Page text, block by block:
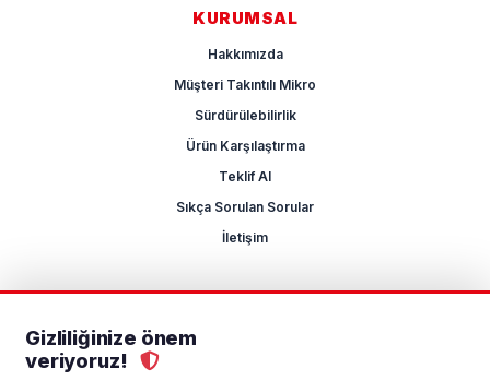
Gizliliğinize önem
veriyoruz!
KURUMSAL
Hakkımızda
Müşteri Takıntılı Mikro
Sürdürülebilirlik
Ürün Karşılaştırma
Teklif Al
Sıkça Sorulan Sorular
İletişim
KVKKGizlilik Politikası